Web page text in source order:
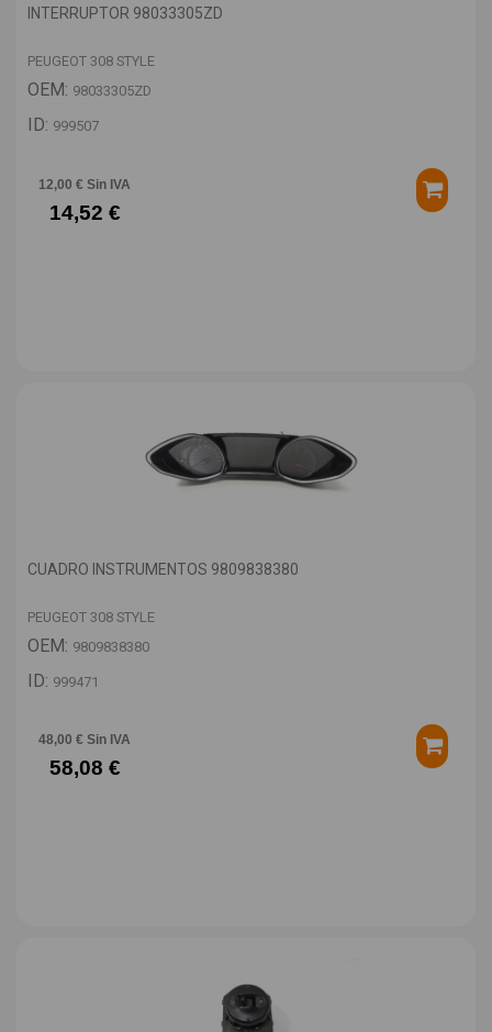
INTERRUPTOR 98033305ZD
PEUGEOT 308 STYLE
OEM: 98033305ZD
ID: 999507
12,00 € Sin IVA
14,52 €
CUADRO INSTRUMENTOS 9809838380
PEUGEOT 308 STYLE
OEM: 9809838380
ID: 999471
48,00 € Sin IVA
58,08 €